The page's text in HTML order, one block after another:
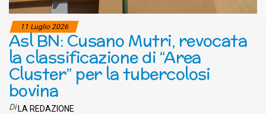
11 Luglio 2026
Asl BN: Cusano Mutri, revocata
la classificazione di “Area
Cluster” per la tubercolosi
bovina
Di LA REDAZIONE